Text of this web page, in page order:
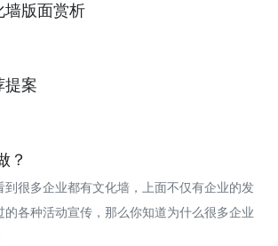
墙版面赏析
提案
？
到很多企业都有文化墙，上面不仅有企业的发
的各种活动宣传，那么你知道为什么很多企业